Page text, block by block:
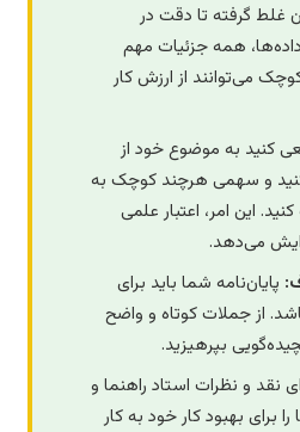
گرفته تا دقت در
همه جزئیات مهم
از ارزش کار
به موضوع خود از
و سهمی هرچند کوچک به
امر، اعتبار علمی
می‌دهد.
شما باید برای
جملات کوتاه و واضح
بپرهیزید.
و نظرات استاد راهنما و
بهبود کار خود به کار